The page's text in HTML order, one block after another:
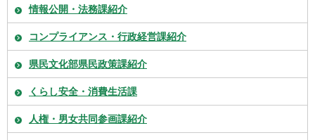
情報公開・法務課紹介
コンプライアンス・行政経営課紹介
県民文化部県民政策課紹介
くらし安全・消費生活課
人権・男女共同参画課紹介